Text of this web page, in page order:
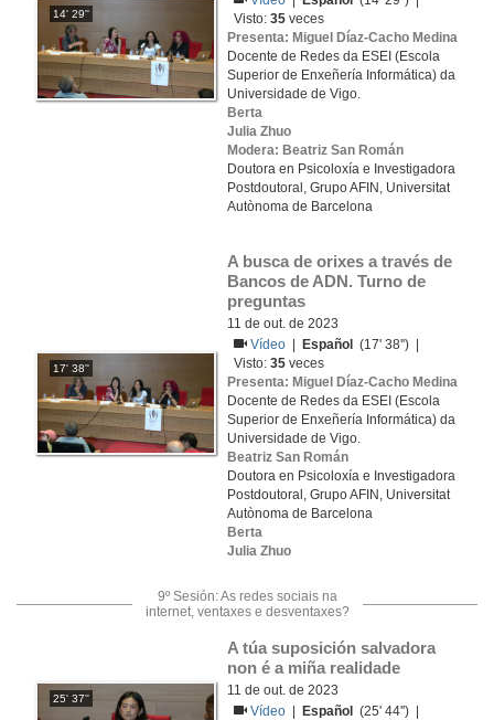
14' 29''
Visto:35 veces
Presenta: Miguel Díaz-Cacho Medina
Docente de Redes da ESEI (Escola
Superior de Enxeñería Informática) da
Universidade de Vigo.
Berta
Julia Zhuo
Modera: Beatriz San Román
Doutora en Psicoloxía e Investigadora
Postdoutoral, Grupo AFIN, Universitat
Autònoma de Barcelona
17' 38''
A busca de orixes a través de
Bancos de ADN. Turno de
preguntas
11 de out. de 2023
Vídeo
Español
(17' 38'') |
Visto:35 veces
Presenta: Miguel Díaz-Cacho Medina
Docente de Redes da ESEI (Escola
Superior de Enxeñería Informática) da
Universidade de Vigo.
Beatriz San Román
Doutora en Psicoloxía e Investigadora
Postdoutoral, Grupo AFIN, Universitat
Autònoma de Barcelona
Berta
Julia Zhuo
9º Sesión: As redes sociais na
internet, ventaxes e desventaxes?
25' 37''
A túa suposición salvadora
non é a miña realidade
11 de out. de 2023
Vídeo
Español
(25' 44'') |